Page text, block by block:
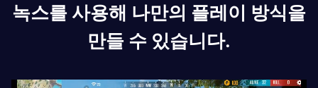
녹스를 사용해 나만의 플레이 방식을
만들 수 있습니다.